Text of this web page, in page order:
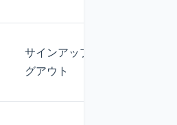
サインアップ / ログイン / ロ
グアウト